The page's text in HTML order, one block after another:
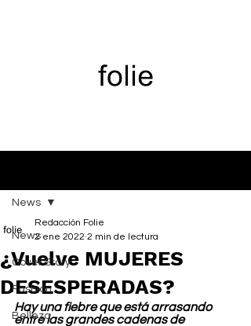
News
Cover Story
Fashion
Belleza
News
¿Vuelve MUJERES
DESESPERADAS?
Redacción Folie
2 ene 2022 2 min de lectura
Hay una fiebre que está arrasando
entre las grandes cadenas de